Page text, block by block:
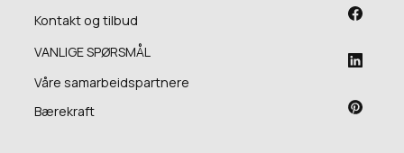
Kontakt og tilbud
VANLIGE SPØRSMÅL
Våre samarbeidspartnere
Bærekraft